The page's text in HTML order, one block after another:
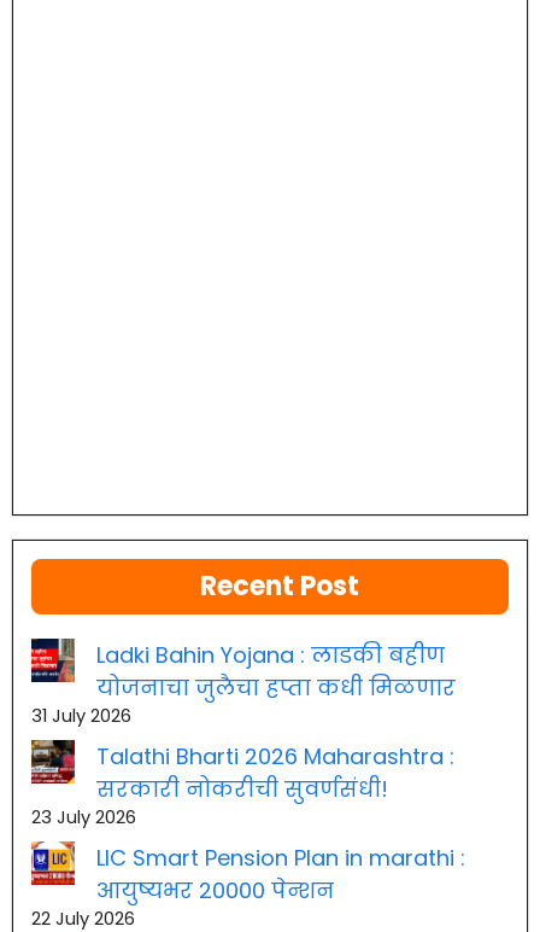
Recent Post
Ladki Bahin Yojana : लाडकी बहीण
योजनाचा जुलैचा हप्ता कधी मिळणार
31 July 2026
Talathi Bharti 2026 Maharashtra :
सरकारी नोकरीची सुवर्णसंधी!
23 July 2026
LIC Smart Pension Plan in marathi :
आयुष्यभर 20000 पेन्शन
22 July 2026